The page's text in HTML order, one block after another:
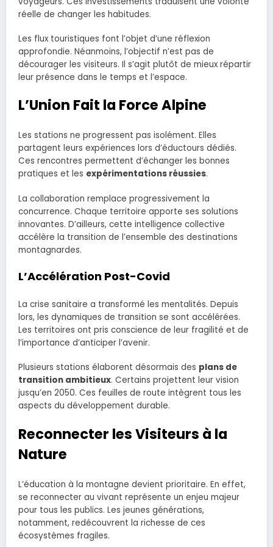
réelle de changer les habitudes.
Les flux touristiques font l’objet d’une réflexion
approfondie. Néanmoins, l’objectif n’est pas de
décourager les visiteurs. Il s’agit plutôt de mieux répartir
leur présence dans le temps et l’espace.
L’Union Fait la Force Alpine
Les stations ne progressent pas isolément. Elles
partagent leurs expériences lors d’éductours dédiés.
Ces rencontres permettent d’échanger les bonnes
pratiques et les expérimentations réussies.
La collaboration remplace progressivement la
concurrence. Chaque territoire apporte ses solutions
innovantes. D’ailleurs, cette intelligence collective
accélère la transition de l’ensemble des destinations
montagnardes.
L’Accélération Post-Covid
La crise sanitaire a transformé les mentalités. Depuis
lors, les dynamiques de transition se sont accélérées.
Les territoires ont pris conscience de leur fragilité et de
l’importance d’anticiper l’avenir.
Plusieurs stations élaborent désormais des plans de
transition ambitieux. Certains projettent leur vision
jusqu’en 2050. Ces feuilles de route intègrent tous les
aspects du développement durable.
Reconnecter les Visiteurs à la
Nature
L’éducation à la montagne devient prioritaire. En effet,
se reconnecter au vivant représente un enjeu majeur
pour tous les publics. Les jeunes générations,
notamment, redécouvrent la richesse de ces
écosystèmes fragiles.